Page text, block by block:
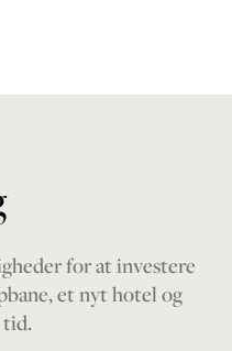
for at investere
et nyt hotel og